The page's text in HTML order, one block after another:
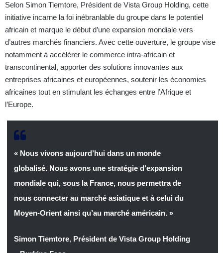
Selon Simon Tiemtore, Président de Vista Group Holding, cette
initiative incarne la foi inébranlable du groupe dans le potentiel
africain et marque le début d’une expansion mondiale vers
d’autres marchés financiers. Avec cette ouverture, le groupe vise
notamment à accélérer le commerce intra-africain et
transcontinental, apporter des solutions innovantes aux
entreprises africaines et européennes, soutenir les économies
africaines tout en stimulant les échanges entre l’Afrique et
l’Europe.
« Nous vivons aujourd’hui dans un monde
globalisé. Nous avons une stratégie d’expansion
mondiale qui, sous la France, nous permettra de
nous connecter au marché asiatique et à celui du
Moyen-Orient ainsi qu’au marché américain. »
Simon Tiemtore, Président de Vista Group Holding